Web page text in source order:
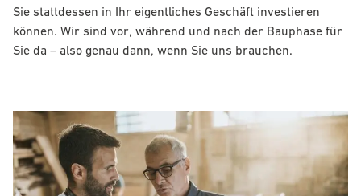
Sie stattdessen in Ihr eigentliches Geschäft investieren
können. Wir sind vor, während und nach der Bauphase für
Sie da – also genau dann, wenn Sie uns brauchen.